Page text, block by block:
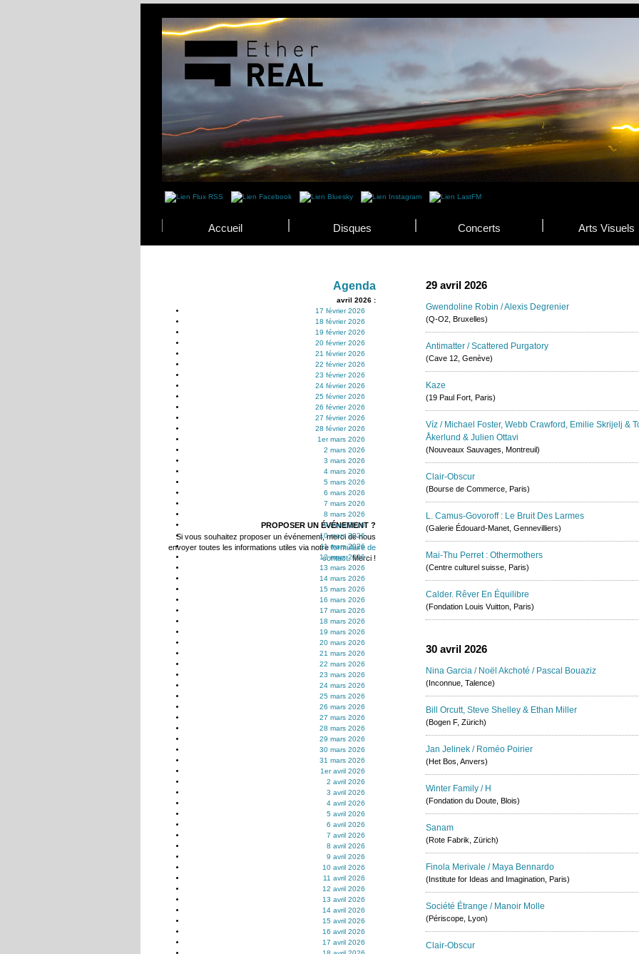
Accueil Disques Concerts Arts Visuels
Agenda
avril 2026 :
17 février 2026
18 février 2026
19 février 2026
20 février 2026
21 février 2026
22 février 2026
23 février 2026
24 février 2026
25 février 2026
26 février 2026
27 février 2026
28 février 2026
1er mars 2026
2 mars 2026
3 mars 2026
4 mars 2026
5 mars 2026
6 mars 2026
7 mars 2026
8 mars 2026
9 mars 2026
10 mars 2026
11 mars 2026
12 mars 2026
13 mars 2026
14 mars 2026
15 mars 2026
16 mars 2026
17 mars 2026
18 mars 2026
19 mars 2026
20 mars 2026
21 mars 2026
22 mars 2026
23 mars 2026
24 mars 2026
25 mars 2026
26 mars 2026
27 mars 2026
28 mars 2026
29 mars 2026
30 mars 2026
31 mars 2026
1er avril 2026
2 avril 2026
3 avril 2026
4 avril 2026
5 avril 2026
6 avril 2026
7 avril 2026
8 avril 2026
9 avril 2026
10 avril 2026
11 avril 2026
12 avril 2026
13 avril 2026
14 avril 2026
15 avril 2026
16 avril 2026
17 avril 2026
PROPOSER UN ÉVÉNEMENT ?
Si vous souhaitez proposer un événement, merci de nous
envoyer toutes les informations utiles via notreformulaire de
contact. Merci !
29 avril 2026
Gwendoline Robin / Alexis Degrenier
(Q-O2, Bruxelles)
Antimatter / Scattered Purgatory
(Cave 12, Genève)
Kaze
(19 Paul Fort, Paris)
Víz / Michael Foster, Webb Crawford, Emilie Skrijelj &
Åkerlund & Julien Ottavi
(Nouveaux Sauvages, Montreuil)
Clair-Obscur
(Bourse de Commerce, Paris)
L. Camus-Govoroff : Le Bruit Des Larmes
(Galerie Édouard-Manet, Gennevilliers)
Mai-Thu Perret : Othermothers
(Centre culturel suisse, Paris)
Calder. Rêver En Équilibre
(Fondation Louis Vuitton, Paris)
30 avril 2026
Nina Garcia / Noël Akchoté / Pascal Bouaziz
(Inconnue, Talence)
Bill Orcutt, Steve Shelley & Ethan Miller
(Bogen F, Zürich)
Jan Jelinek / Roméo Poirier
(Het Bos, Anvers)
Winter Family / H
(Fondation du Doute, Blois)
Sanam
(Rote Fabrik, Zürich)
Finola Merivale / Maya Bennardo
(Institute for Ideas and Imagination, Paris)
Société Étrange / Manoir Molle
(Périscope, Lyon)
Clair-Obscur